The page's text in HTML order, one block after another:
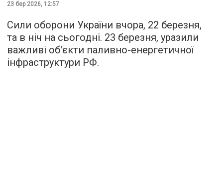
23 бер 2026, 12:57
Сили оборони України вчора, 22 березня,
та в ніч на сьогодні. 23 березня, уразили
важливі об'єкти паливно-енергетичної
інфраструктури РФ.